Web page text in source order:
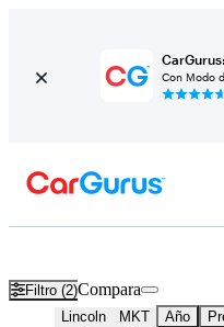
Con Modo
Filtro (2)Compara
Lincoln MKT Año